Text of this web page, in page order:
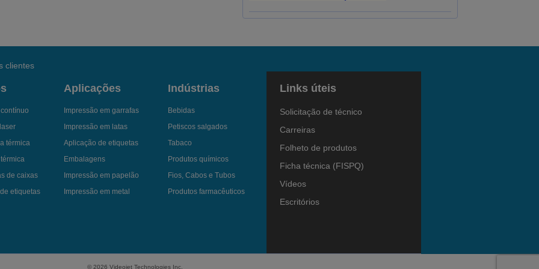
clientes
térmica
térmica
de caixas
etiquetas
Aplicações
Impressão em garrafas
Impressão em latas
Aplicação de etiquetas
Embalagens
Impressão em papelão
Impressão em metal
Indústrias
Bebidas
Petiscos salgados
Tabaco
Produtos químicos
Fios, Cabos e Tubos
Produtos farmacêuticos
Links úteis
Solicitação de técnico
Carreiras
Folheto de produtos
Ficha técnica (FISPQ)
Vídeos
Escritórios
© 2026 Videojet Technologies Inc.